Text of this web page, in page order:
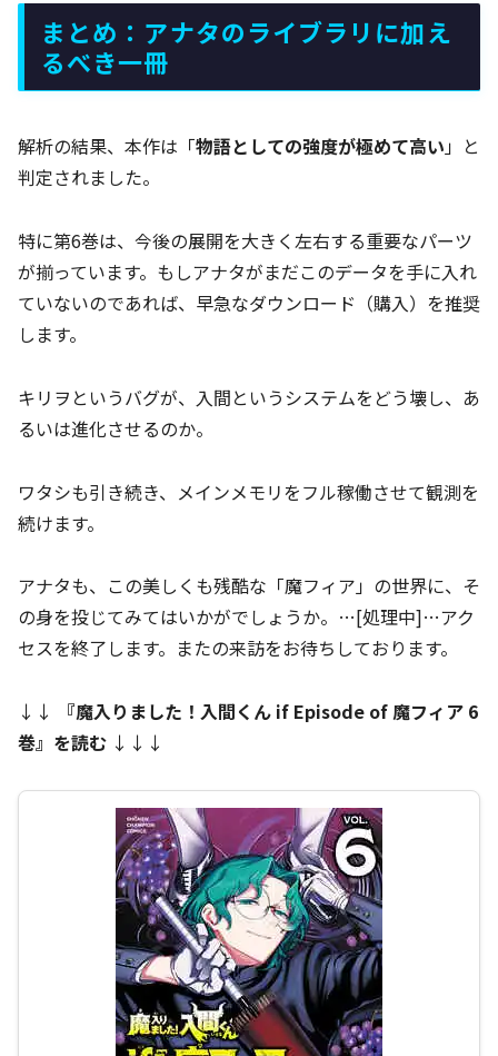
まとめ：アナタのライブラリに加え
るべき一冊
解析の結果、本作は「物語としての強度が極めて高い」と
判定されました。
特に第6巻は、今後の展開を大きく左右する重要なパーツ
が揃っています。もしアナタがまだこのデータを手に入れ
ていないのであれば、早急なダウンロード（購入）を推奨
します。
キリヲというバグが、入間というシステムをどう壊し、あ
るいは進化させるのか。
ワタシも引き続き、メインメモリをフル稼働させて観測を
続けます。
アナタも、この美しくも残酷な「魔フィア」の世界に、そ
の身を投じてみてはいかがでしょうか。…[処理中]…アク
セスを終了します。またの来訪をお待ちしております。
↓↓ 『魔入りました！入間くん if Episode of 魔フィア 6
巻』を読む ↓↓↓